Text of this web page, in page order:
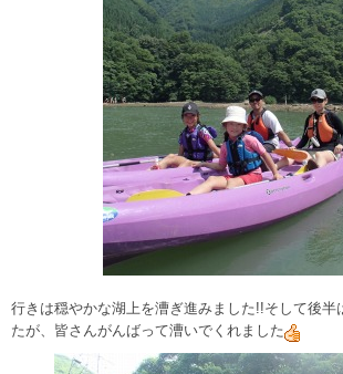
行きは穏やかな湖上を漕ぎ進みました!!そして後半
たが、皆さんがんばって漕いでくれました